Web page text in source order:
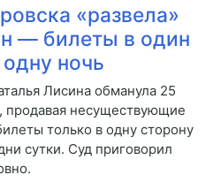
«развела»
— билеты в один
ночь
Лисина обманула 25
продавая несуществующие
только в одну сторону
сутки. Суд приговорил